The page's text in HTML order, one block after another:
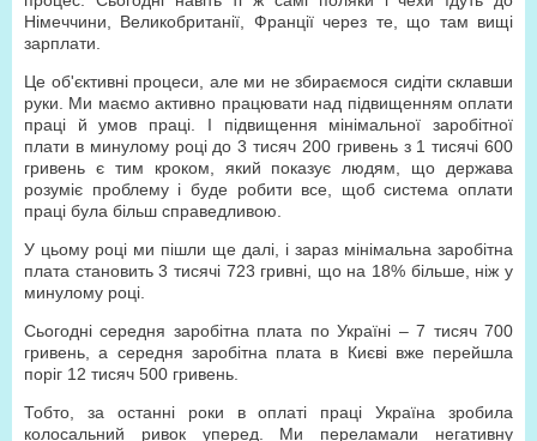
Німеччини, Великобританії, Франції через те, що там вищі
зарплати.
Це об'єктивні процеси, але ми не збираємося сидіти склавши
руки. Ми маємо активно працювати над підвищенням оплати
праці й умов праці. І підвищення мінімальної заробітної
плати в минулому році до 3 тисяч 200 гривень з 1 тисячі 600
гривень є тим кроком, який показує людям, що держава
розуміє проблему і буде робити все, щоб система оплати
праці була більш справедливою.
У цьому році ми пішли ще далі, і зараз мінімальна заробітна
плата становить 3 тисячі 723 гривні, що на 18% більше, ніж у
минулому році.
Сьогодні середня заробітна плата по Україні – 7 тисяч 700
гривень, а середня заробітна плата в Києві вже перейшла
поріг 12 тисяч 500 гривень.
Тобто, за останні роки в оплаті праці Україна зробила
колосальний ривок уперед. Ми переламали негативну